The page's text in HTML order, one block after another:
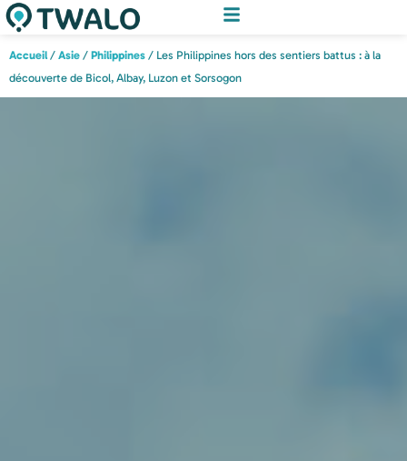
Accueil/ Asie / Philippines / Les Philippines hors des sentiers battus : à la
découverte de Bicol, Albay, Luzon et Sorsogon